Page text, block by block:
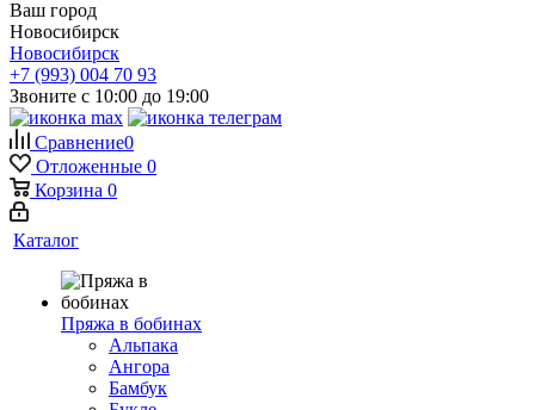
Ваш город
Новосибирск
Новосибирск
+7 (993) 004 70 93
Звоните с 10:00 до 19:00
Сравнение0
Отложенные 0
Корзина 0
Каталог
Пряжа в бобинах
Альпака
Ангора
Бамбук